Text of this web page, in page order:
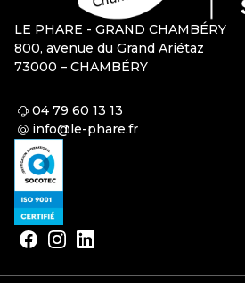
LE PHARE - GRAND CHAMBÉRY
800, avenue du Grand Ariétaz
73000 – CHAMBÉRY
04 79 60 13 13
info@le-phare.fr